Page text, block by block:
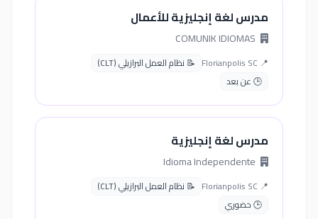
مدرس لغة إنجليزية للأعمال
📍 Florianpolis SC
📝 نظام العمل البرازيلي (CLT)
🕒 عن بعد
مدرس لغة إنجليزية
📍 Florianpolis SC
📝 نظام العمل البرازيلي (CLT)
🕒 حضوري